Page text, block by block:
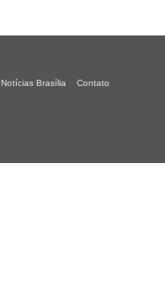
Notícias Brasília Contato